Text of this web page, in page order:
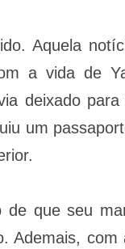
Aquela
a vida de
deixado
um
de que seu
Ademais,